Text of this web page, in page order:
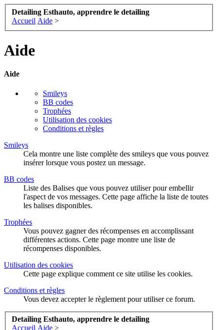
Detailing Esthauto, apprendre le detailing
Accueil Aide >
Aide
Aide
Smileys
BB codes
Trophées
Utilisation des cookies
Conditions et règles
Smileys
Cela montre une liste complète des smileys que vous pouvez
insérer lorsque vous postez un message.
BB codes
Liste des Balises que vous pouvez utiliser pour embellir
l'aspect de vos messages. Cette page affiche la liste de toutes
les balises disponibles.
Trophées
Vous pouvez gagner des récompenses en accomplissant
différentes actions. Cette page montre une liste de
récompenses disponibles.
Utilisation des cookies
Cette page explique comment ce site utilise les cookies.
Conditions et règles
Vous devez accepter le règlement pour utiliser ce forum.
Detailing Esthauto, apprendre le detailing
Accueil Aide >